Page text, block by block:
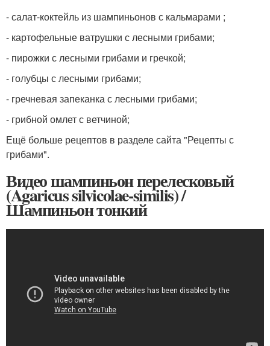
- салат-коктейль из шампиньонов с кальмарами ;
- картофельные ватрушки с лесными грибами;
- пирожки с лесными грибами и гречкой;
- голубцы с лесными грибами;
- гречневая запеканка с лесными грибами;
- грибной омлет с ветчиной;
Ещё больше рецептов в разделе сайта "Рецепты с
грибами".
Видео шампиньон перелесковый
(Agaricus silvicolae-similis) /
Шампиньон тонкий